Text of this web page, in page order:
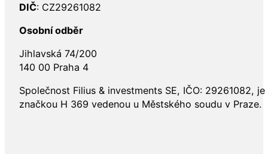
DIČ: CZ29261082
Osobní odběr
Jihlavská 74/200
140 00 Praha 4
Společnost Filius & investments SE, IČO: 29261082,
značkou H 369 vedenou u Městského soudu v Praze.